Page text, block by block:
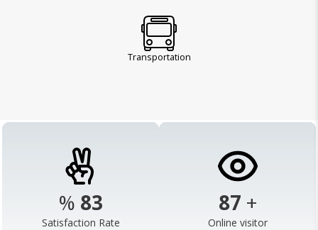
Transportation
% 98
Satisfaction Rate
103 +
Online visitor